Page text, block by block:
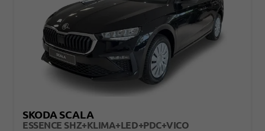
SKODA SCALA
ESSENCE SHZ+KLIMA+LED+PDC+VICO